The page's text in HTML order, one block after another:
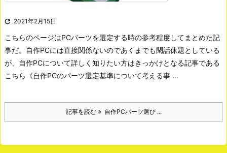
 2021年2月15日
こちらのページはPCパーツを選定する時の参考程度してまとめた記
事だ。自作PCには直接関係ないのであくまでも閑話休題としている
が、自作PCについて詳しく知りたい方はきっかけとなる記事である
こちら《自作PCのパーツ選定基準について考える事 ...
記事を読む 自作PCパーツ選び ...